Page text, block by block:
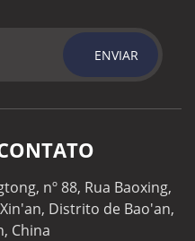
ENVIAR
nº 88, Rua Baoxing,
Distrito de Bao'an,
China